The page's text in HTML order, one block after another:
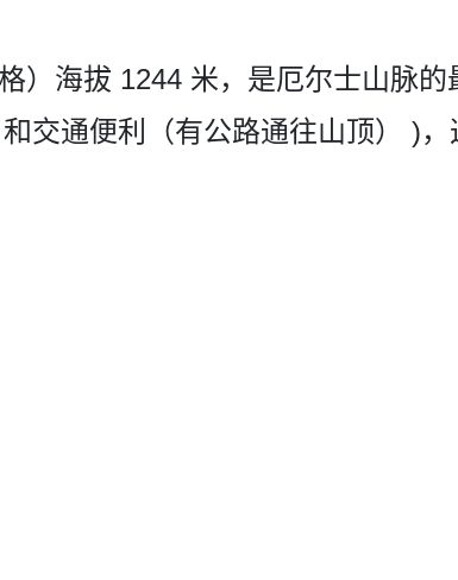
）海拔 1244 米，是厄尔士山脉
交通­便利（有公路通往山顶） )